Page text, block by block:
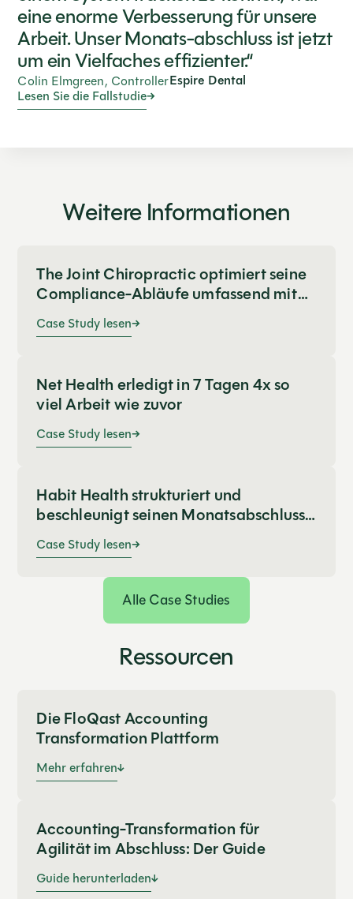
eine enorme Verbesserung für unsere
Arbeit. Unser Monats-abschluss ist jetzt
um ein Vielfaches effizienter.“
Colin Elmgreen, ControllerEspire Dental
Lesen Sie die Fallstudie
Weitere Informationen
The Joint Chiropractic optimiert seine
Compliance-Abläufe umfassend mit
FloQast
Case Study lesen
Ressourcen
Die FloQast Accounting
Transformation Plattform
Mehr erfahren
Net Health erledigt in 7 Tagen 4x so
viel Arbeit wie zuvor
Case Study lesen
Accounting-Transformation für
Agilität im Abschluss: Der Guide
Guide herunterladen
Habit Health strukturiert und
beschleunigt seinen Monatsabschluss
mit FloQast
Case Study lesen
Alle Case Studies